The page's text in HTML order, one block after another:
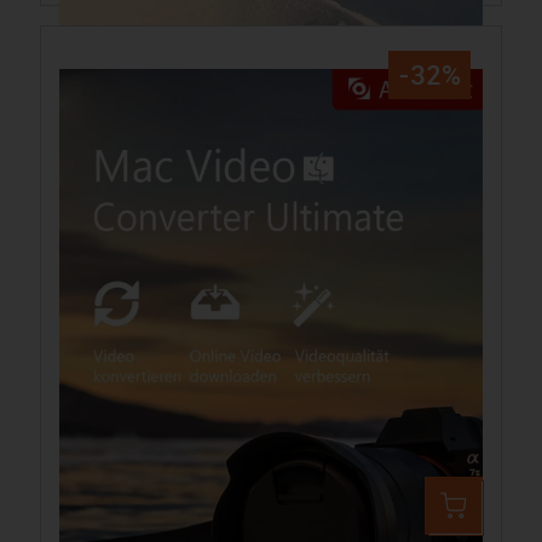
-32%
Aiseesoft Video Converter Ultimate Mac
49,99 € 74,32 €